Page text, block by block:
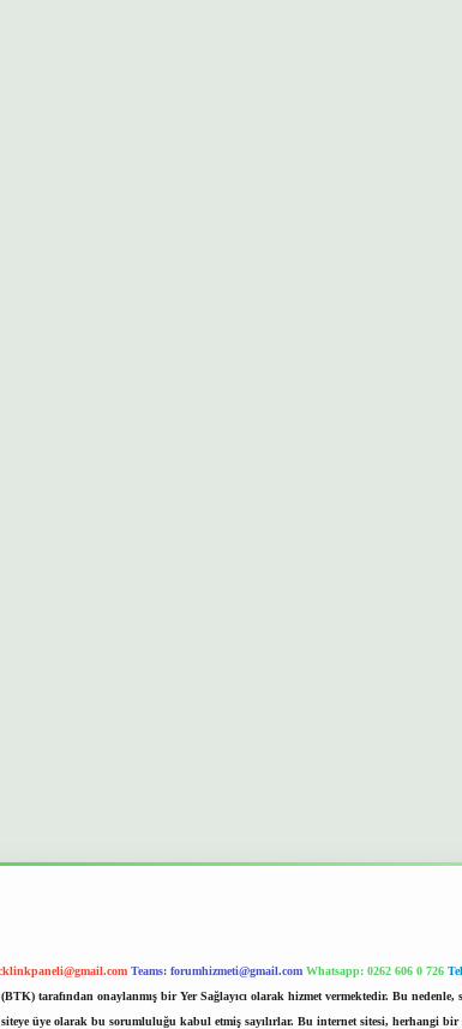
Teams: forumhizmeti@gmail.com Whatsapp: 0262 606 0 726
tarafından onaylanmış bir Yer Sağlayıcı olarak hizmet vermektedir. Bu
üye olarak bu sorumluluğu kabul etmiş sayılırlar. Bu internet sitesi, herhangi